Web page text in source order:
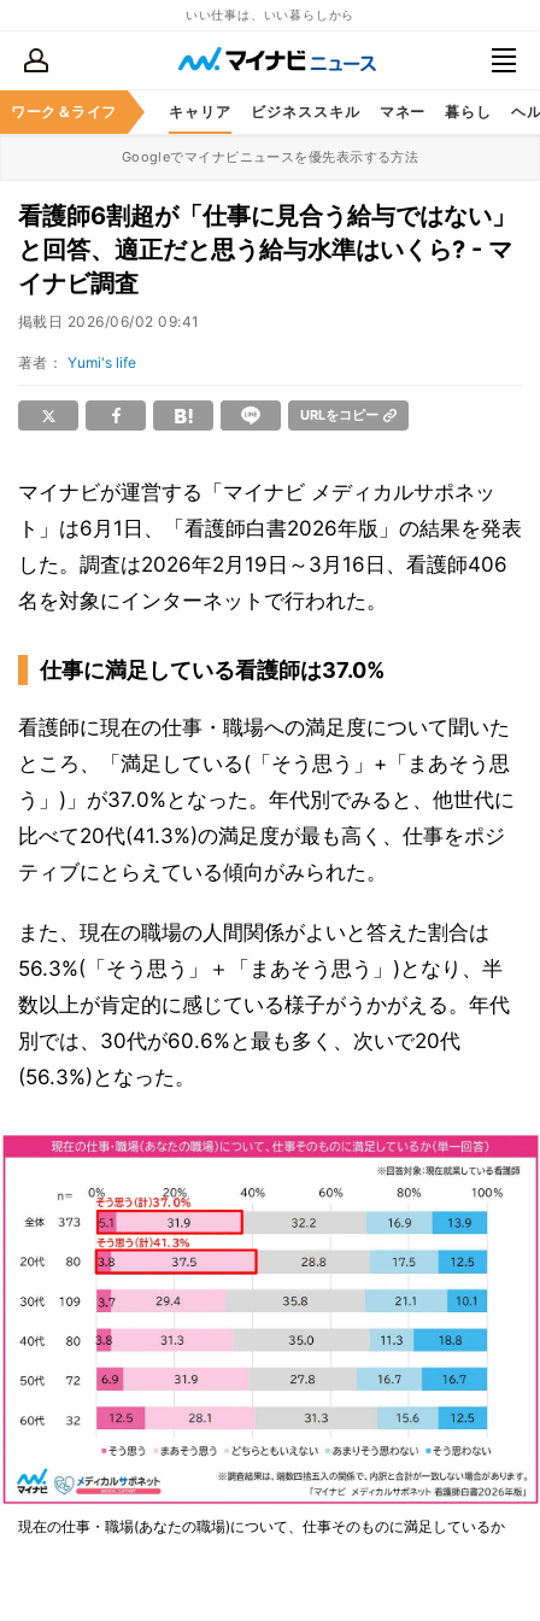
いい仕事は、いい暮らしから
ワーク＆ライフ キャリア ビジネススキル マネー 暮らし ヘ
Googleでマイナビニュースを優先表示する方法
看護師6割超が「仕事に見合う給与ではない」
と回答、適正だと思う給与水準はいくら? - マ
イナビ調査
掲載日 2026/06/02 09:41
著者： Yumi's life
URLをコピー
マイナビが運営する「マイナビ メディカルサポネッ
ト」は6月1日、「看護師白書2026年版」の結果を発表
した。調査は2026年2月19日～3月16日、看護師406
名を対象にインターネットで行われた。
仕事に満足している看護師は37.0%
看護師に現在の仕事・職場への満足度について聞いた
ところ、「満足している(「そう思う」+「まあそう思
う」)」が37.0%となった。年代別でみると、他世代に
比べて20代(41.3%)の満足度が最も高く、仕事をポジ
ティブにとらえている傾向がみられた。
また、現在の職場の人間関係がよいと答えた割合は
56.3%(「そう思う」＋「まあそう思う」)となり、半
数以上が肯定的に感じている様子がうかがえる。年代
別では、30代が60.6%と最も多く、次いで20代
(56.3%)となった。
現在の仕事・職場(あなたの職場)について、仕事そのものに満足しているか